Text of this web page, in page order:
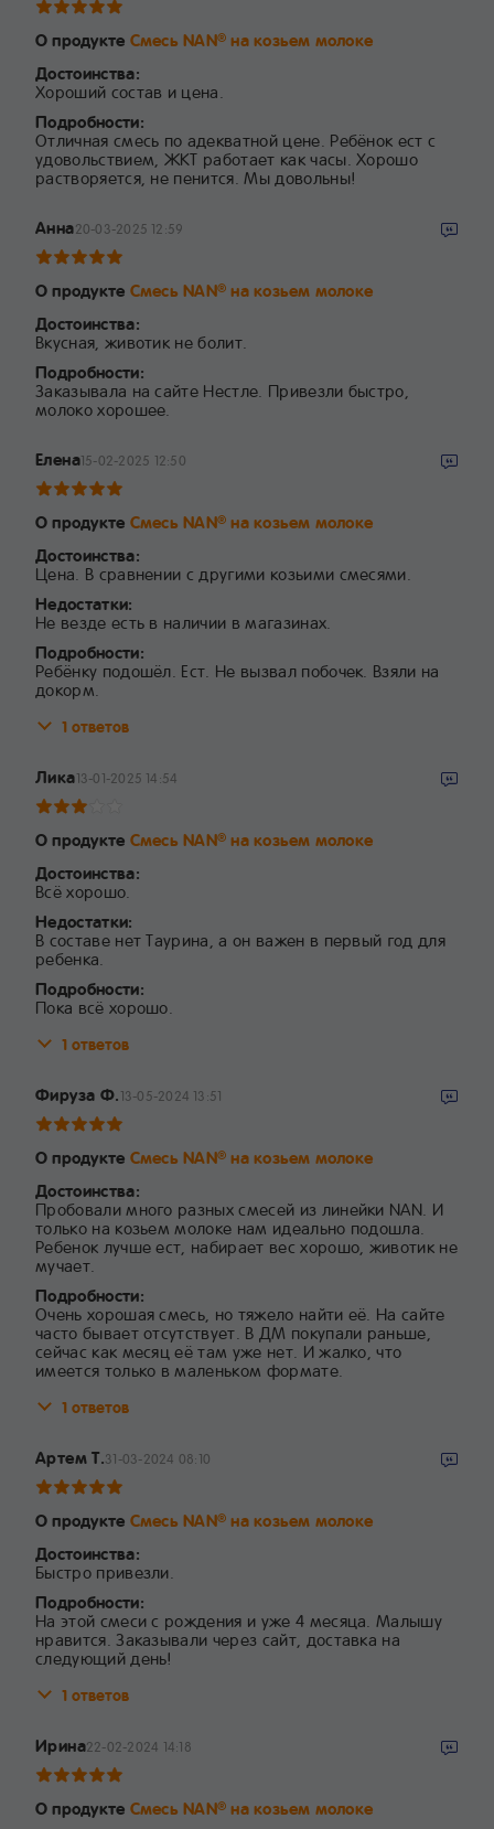
О продукте Смесь NAN® на козьем молоке
Достоинства:
Хороший состав и цена.
Подробности:
Отличная смесь по адекватной цене. Ребёнок ест с
удовольствием, ЖКТ работает как часы. Хорошо
растворяется, не пенится. Мы довольны!
Анна20-03-2025 12:59
О продукте Смесь NAN® на козьем молоке
Достоинства:
Вкусная, животик не болит.
Подробности:
Заказывала на сайте Нестле. Привезли быстро,
молоко хорошее.
Елена15-02-2025 12:50
О продукте Смесь NAN® на козьем молоке
Достоинства:
Цена. В сравнении с другими козьими смесями.
Недостатки:
Не везде есть в наличии в магазинах.
Подробности:
Ребёнку подошёл. Ест. Не вызвал побочек. Взяли на
докорм.
1 ответов
Лика13-01-2025 14:54
О продукте Смесь NAN® на козьем молоке
Достоинства:
Всё хорошо.
Недостатки:
В составе нет Таурина, а он важен в первый год для
ребенка.
Подробности:
Пока всё хорошо.
1 ответов
Фируза Ф.13-05-2024 13:51
О продукте Смесь NAN® на козьем молоке
Достоинства:
Пробовали много разных смесей из линейки NAN. И
только на козьем молоке нам идеально подошла.
Ребенок лучше ест, набирает вес хорошо, животик не
мучает.
Подробности:
Очень хорошая смесь, но тяжело найти её. На сайте
часто бывает отсутствует. В ДМ покупали раньше,
сейчас как месяц её там уже нет. И жалко, что
имеется только в маленьком формате.
1 ответов
Артем Т.31-03-2024 08:10
О продукте Смесь NAN® на козьем молоке
Достоинства:
Быстро привезли.
Подробности:
На этой смеси с рождения и уже 4 месяца. Малышу
нравится. Заказывали через сайт, доставка на
следующий день!
1 ответов
Ирина22-02-2024 14:18
О продукте Смесь NAN® на козьем молоке